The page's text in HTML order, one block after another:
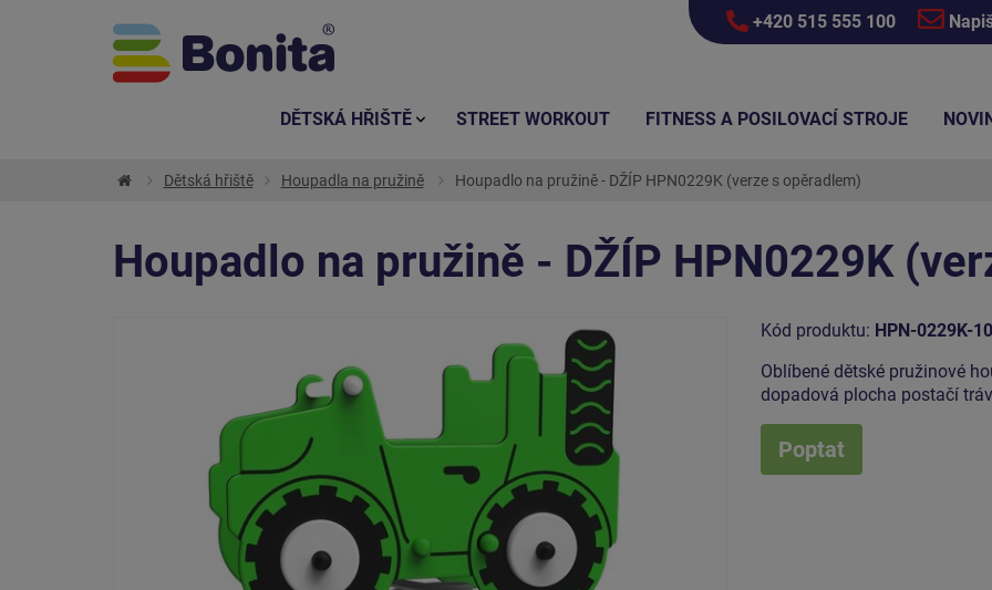
+420 515 555 100
Dětská hřiště Houpadla na pružině Houpadlo na pružině - DŽÍP HPN0229K (verze s opěradlem)
Houpadlo na pružině - DŽÍP HPN0229K
Kód produktu: HPN-0229K-10
Oblíbené dětské pružinové
dopadová plocha postačí
Poptat
DĚTSKÁ HŘIŠTĚ STREET WORKOUT FITNESS A POSILOVACÍ STROJE